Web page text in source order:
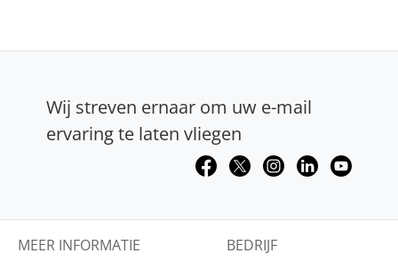
Wij streven ernaar om uw e-mail
ervaring te laten vliegen
MEER INFORMATIE BEDRIJF